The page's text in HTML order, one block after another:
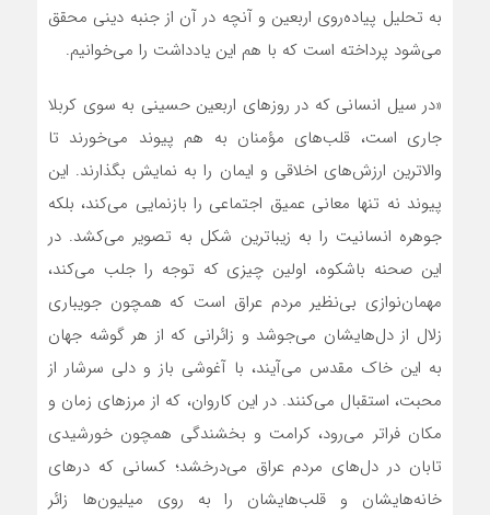
به تحلیل پیاده‌روی اربعین و آنچه در آن از جنبه دینی محقق
می‌شود پرداخته است که با هم این یادداشت را می‌خوانیم.
«در سیل انسانی که در روزهای اربعین حسینی به سوی کربلا
جاری است، قلب‌های مؤمنان به هم پیوند می‌خورند تا
والاترین ارزش‌های اخلاقی و ایمان را به نمایش بگذارند. این
پیوند نه تنها معانی عمیق اجتماعی را بازنمایی می‌کند، بلکه
جوهره انسانیت را به زیباترین شکل به تصویر می‌کشد. در
این صحنه باشکوه، اولین چیزی که توجه را جلب می‌کند،
مهمان‌نوازی بی‌نظیر مردم عراق است که همچون جویباری
زلال از دل‌هایشان می‌جوشد و زائرانی که از هر گوشه جهان
به این خاک مقدس می‌آیند، با آغوشی باز و دلی سرشار از
محبت، استقبال می‌کنند. در این کاروان، که از مرزهای زمان و
مکان فراتر می‌رود، کرامت و بخشندگی همچون خورشیدی
تابان در دل‌های مردم عراق می‌درخشد؛ کسانی که درهای
خانه‌هایشان و قلب‌هایشان را به روی میلیون‌ها زائر